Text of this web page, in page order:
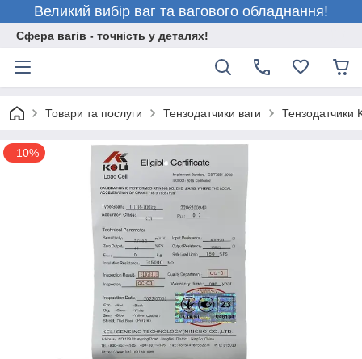
Великий вибір ваг та вагового обладнання!
Сфера вагів - точність у деталях!
Товари та послуги Тензодатчики ваги Тензодатчики
–10%